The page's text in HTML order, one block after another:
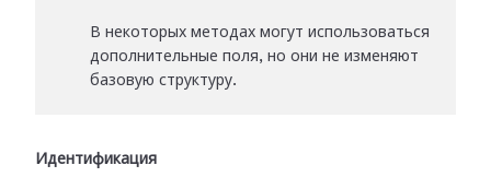
В некоторых методах могут использоваться
дополнительные поля, но они не изменяют
базовую структуру.
Идентификация